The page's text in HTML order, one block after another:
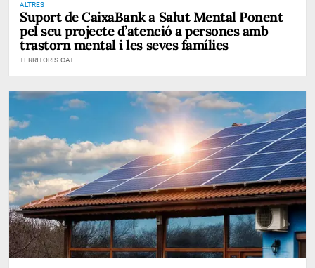
ALTRES
Suport de CaixaBank a Salut Mental Ponent
pel seu projecte d’atenció a persones amb
trastorn mental i les seves famílies
TERRITORIS.CAT